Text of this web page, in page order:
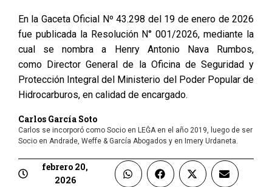
En la Gaceta Oficial Nº 43.298 del 19 de enero de 2026
fue publicada la Resolución N° 001/2026, mediante la
cual se nombra a Henry Antonio Nava Rumbos,
como Director General de la Oficina de Seguridad y
Protección Integral del Ministerio del Poder Popular de
Hidrocarburos, en calidad de encargado.
Carlos García Soto
Carlos se incorporó como Socio en LEĜA en el año 2019, luego de ser
Socio en Andrade, Weffe & García Abogados y en Imery Urdaneta.
febrero 20,
2026